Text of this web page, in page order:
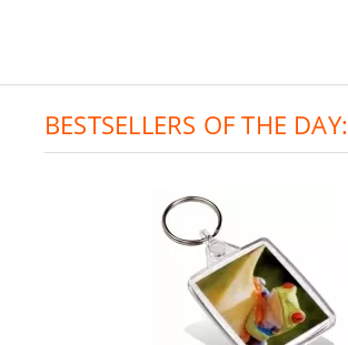
BESTSELLERS OF THE DAY: